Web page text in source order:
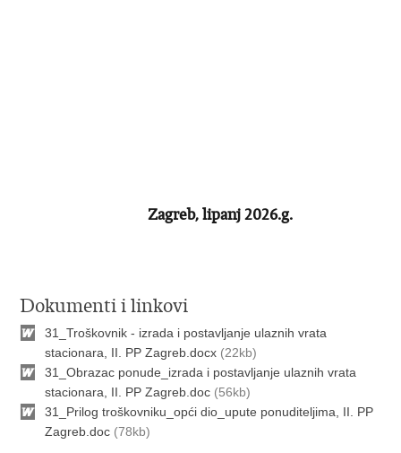
Zagreb, lipanj 2026.g.
Dokumenti i linkovi
31_Troškovnik - izrada i postavljanje ulaznih vrata
stacionara, II. PP Zagreb.docx (22kb)
31_Obrazac ponude_izrada i postavljanje ulaznih vrata
stacionara, II. PP Zagreb.doc (56kb)
31_Prilog troškovniku_opći dio_upute ponuditeljima, II. PP
Zagreb.doc (78kb)